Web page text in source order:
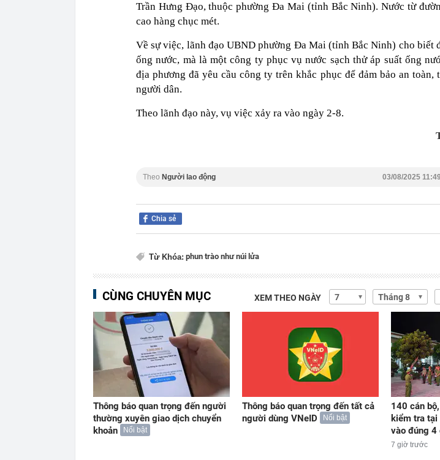
Trần Hưng Đạo, thuộc phường Đa Mai (tỉnh Bắc Ninh). Nước từ
cao hàng chục mét.
Về sự việc, lãnh đạo UBND phường Đa Mai (tỉnh Bắc Ninh) cho biết
ống nước, mà là một công ty phục vụ nước sạch thử áp suất ống
địa phương đã yêu cầu công ty trên khắc phục để đảm bảo an toàn,
người dân.
Theo lãnh đạo này, vụ việc xảy ra vào ngày 2-8.
Theo Người lao động 03/08/2025
Chia sẻ
Từ Khóa: phun trào như núi lửa
CÙNG CHUYÊN MỤC XEM THEO NGÀY
Thông báo quan trọng đến người
thường xuyên giao dịch chuyển
khoản
Nổi bật
Thông báo quan trọng đến tất cả
người dùng VNeID
Nổi bật
140 cán
kiểm tra
vào đúng 4
7 giờ trước